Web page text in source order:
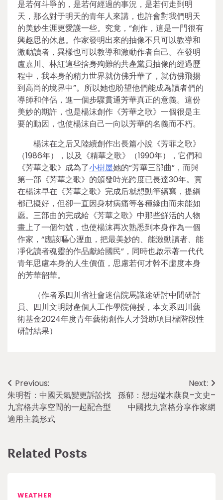
是若何斗爭的，是若何經過的事況，是若何走到明
天，那么對于明天的青年人來講，也許會對我們明天
的美妙生涯更愛護一些。究竟，“創作，這是一門很有
興趣思的休息。作家發明出來的抽像不只可以教導和
激動讀者，異樣也可以教導和激動作者自己。在發明
盧嘉川、林紅這些捨身殉難的共產黨員抽像的經過歷
程中，我本身的精力世界就仿佛升華了，就仿佛飛揚
到高尚的境界中”。所以她也盼望他們能成為讀者們的
導師和伴侶，進一個步驟貫通芳華真正的意義。這份
美妙的期許，也是楊沫創作《芳華之歌》一個很是主
要的動因，也使楊沫自己一向以芳華的名義而不朽。
楊沫在之后又陸續創作出長篇小說《芳菲之歌》
（1986年），以及《精華之歌》（1990年），它們和
《芳華之歌》成為了小樹屋她的“芳華三部曲”，而與
第一部《芳華之歌》的頒發時光跨度已長達30年。實
在楊沫早在《芳華之歌》完成后就想動筆續寫，提綱
都已擬好，但卻一直因身材病痛等各種緣由而未能如
愿。三部曲的完成給《芳華之歌》中那些鮮活的人物
畫上了一個句號，也使楊沫再次熟悉到本身作為一個
作家，“應該嘔心瀝血，把最美妙的、能激動讀者、能
凈化讀者魂靈的作品獻給國民”，同時也啟示著一代代
青年思慮本身的人生價值，思慮若何才幹不虛度本身
的芳華韶華。
（作者系四川省社會迷信院馬識途研討中間研討
員、四川文明財產個人工作學院傳授，本文系四川藝
術基金2024年度青年藝術創作人才贊助項目標階段性
研討結果）
Post
navigation
Previous:
朱明哲：中國天氣變更訴訟找
九宮格共享空間的一起配合型
適用主義形式
Next:
孫郁：想起端木蕻良–文史–
中國找九宮格分享作家網
Related Posts
WEATHER